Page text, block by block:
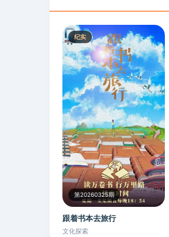
纪实
第20260325期
跟着书本去旅行
文化探索